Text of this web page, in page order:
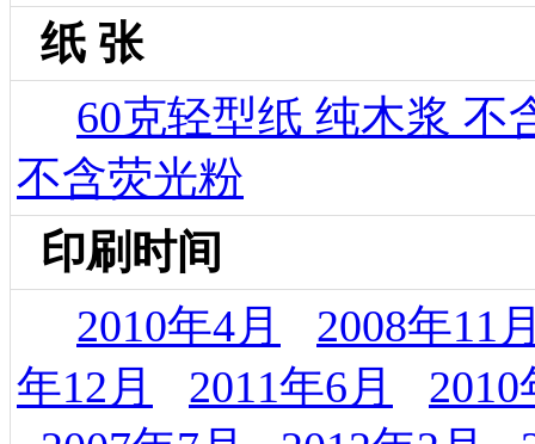
纸 张
60克轻型纸 纯木浆 不
不含荧光粉
印刷时间
2010年4月
2008年11
年12月
2011年6月